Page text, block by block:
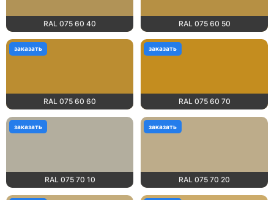
RAL 075 60 40 RAL 075 60 50
RAL 075 60 60
заказать
RAL 075 60 70
заказать
RAL 075 70 10
заказать
RAL 075 70 20
заказать